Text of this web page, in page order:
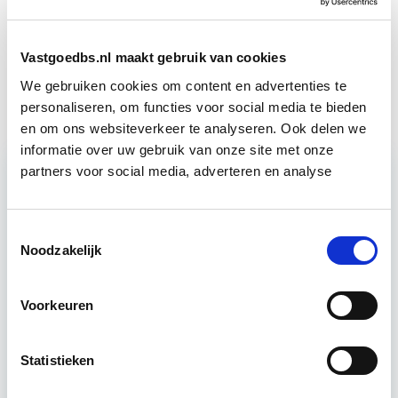
Vastgoedbs.nl maakt gebruik van cookies
We gebruiken cookies om content en advertenties te
personaliseren, om functies voor social media te bieden
en om ons websiteverkeer te analyseren. Ook delen we
informatie over uw gebruik van onze site met onze
partners voor social media, adverteren en analyse
Noodzakelijk
Voorkeuren
Statistieken
DMJOP
sep
Relevant bij dit artikel
bereidt jou voor op het examen EP-W/B bij Cito of
cursus…